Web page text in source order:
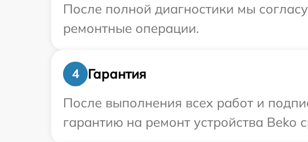
После полной диагностики мы
ремонтные операции.
4
Гарантия
После выполнения всех работ и
гарантию на ремонт устройства Beko